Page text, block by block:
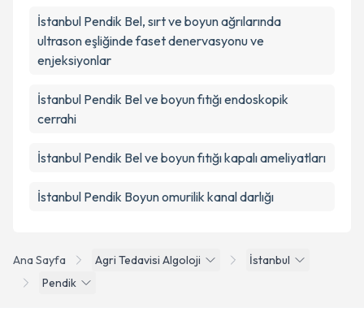
Ana Sayfa Agri Tedavisi Algoloji
İstanbul
Pendik
İstanbul Pendik Bel, sırt ve boyun ağrılarında
ultrason eşliğinde faset denervasyonu ve
enjeksiyonlar
İstanbul Pendik Bel ve boyun fıtığı endoskopik
cerrahi
İstanbul Pendik Bel ve boyun fıtığı kapalı ameliyatları
İstanbul Pendik Boyun omurilik kanal darlığı